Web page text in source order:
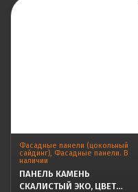
Фасадные панели (цокольный
сайдинг) Фасадные панели. В
наличии
ПАНЕЛЬ КАМЕНЬ
СКАЛИСТЫЙ ЭКО, ЦВЕТ